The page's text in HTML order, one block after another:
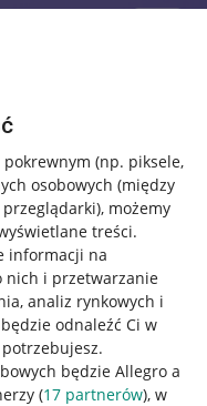
(np. piksele,
osobowych (między
, możemy
treści.
informacji na
nich i przetwarzanie
analiz rynkowych i
odnaleźć Ci w
będzie Allegro a
(17 partnerów), w